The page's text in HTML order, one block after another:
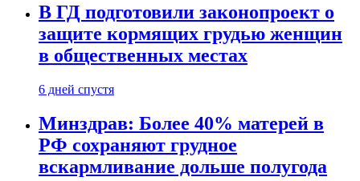
В ГД подготовили законопроект о
защите кормящих грудью женщин
в общественных местах
6 дней спустя
Минздрав: Более 40% матерей в
РФ сохраняют грудное
вскармливание дольше полугода